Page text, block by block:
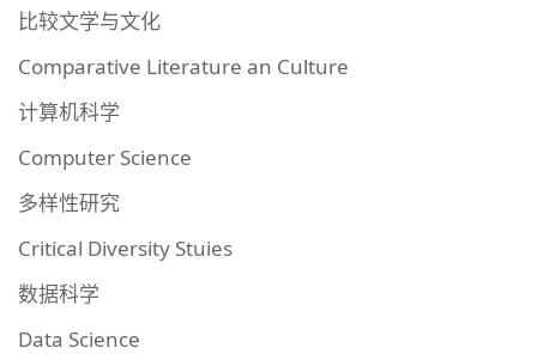
比较文学与文化
Comparative Literature an Culture
计算机科学
Computer Science
多样性研究
Critical Diversity Stuies
数据科学
Data Science